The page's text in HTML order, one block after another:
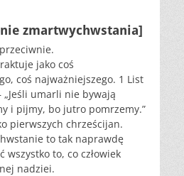
zmartwychwstania]
jako coś
coś najważniejszego. 1 List
umarli nie bywają
i pijmy, bo jutro pomrzemy.”
pierwszych chrześcijan.
to tak naprawdę
wszystko to, co człowiek
nadziei.